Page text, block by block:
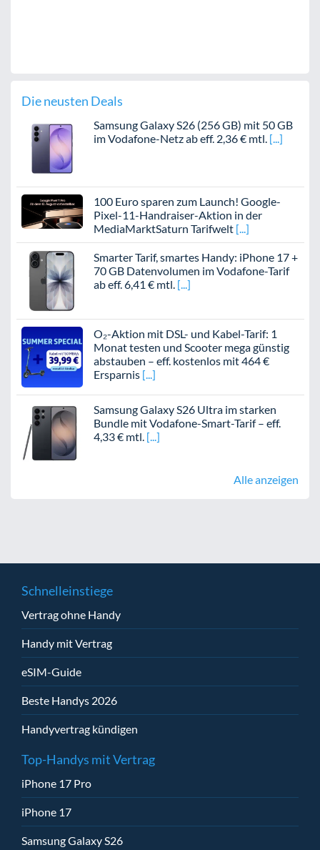
Die neusten Deals
Samsung Galaxy S26 (256 GB) mit 50 GB
im Vodafone-Netz ab eff. 2,36 € mtl.
100 Euro sparen zum Launch! Google-
Pixel-11-Handraiser-Aktion in der
MediaMarktSaturn Tarifwelt
Smarter Tarif, smartes Handy: iPhone 17 +
70 GB Datenvolumen im Vodafone-Tarif
ab eff. 6,41 € mtl.
O₂-Aktion mit DSL- und Kabel-Tarif: 1
Monat testen und Scooter mega günstig
abstauben – eff. kostenlos mit 464 €
Ersparnis
Samsung Galaxy S26 Ultra im starken
Bundle mit Vodafone-Smart-Tarif – eff.
4,33 € mtl.
Alle anzeigen
Schnelleinstiege
Vertrag ohne Handy
Handy mit Vertrag
eSIM-Guide
Beste Handys 2026
Handyvertrag kündigen
Top-Handys mit Vertrag
iPhone 17 Pro
iPhone 17
Samsung Galaxy S26